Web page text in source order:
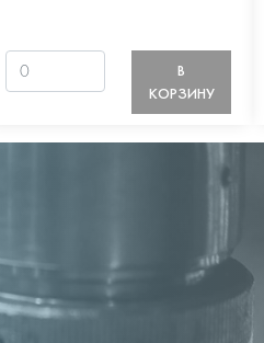
В
КОРЗИНУ